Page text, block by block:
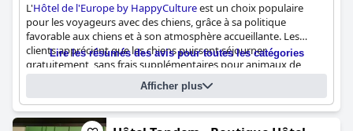
L'Hôtel de l'Europe by HappyCultureest un choix populaire
pour les voyageurs avec des chiens, grâce à sa politique
favorable aux chiens et à son atmosphère accueillante. Les
clients apprécient que les chiens puissent séjourner
gratuitement, sans frais supplémentaires pour animaux de
compagnie, ce qui le distingue de nombreux autres hôtels. Les
grandes chambres peuvent accueillir confortablement les
animaux de compagnie et les bébés, et des équipements tels
que des paniers pour chiens sont fournis pour assurer un séjour
Lire les résumés des avis pour toutes les catégories
Réponses mises à jour dernièrement par Hôtel de l'Europe by
HappyCulture
Afficher plus